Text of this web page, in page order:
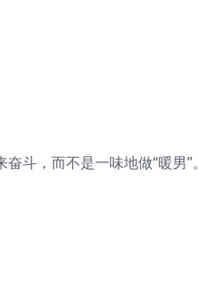
斗，而不是一味地做“暖男”。